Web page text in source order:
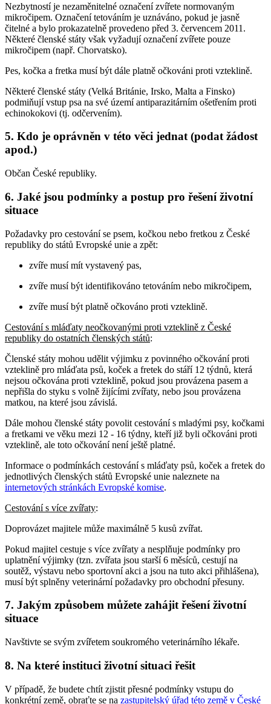
Nezbytností je nezaměnitelné označení zvířete normovaným
mikročipem. Označení tetováním je uznáváno, pokud je jasně
čitelné a bylo prokazatelně provedeno před 3. červencem 2011.
Některé členské státy však vyžadují označení zvířete pouze
mikročipem (např. Chorvatsko).
Pes, kočka a fretka musí být dále platně očkováni proti vzteklině.
Některé členské státy (Velká Británie, Irsko, Malta a Finsko)
podmiňují vstup psa na své území antiparazitárním ošetřením proti
echinokokovi (tj. odčervením).
5. Kdo je oprávněn v této věci jednat (podat žádost
apod.)
Občan České republiky.
6. Jaké jsou podmínky a postup pro řešení životní
situace
Požadavky pro cestování se psem, kočkou nebo fretkou z České
republiky do států Evropské unie a zpět:
zvíře musí mít vystavený pas,
zvíře musí být identifikováno tetováním nebo mikročipem,
zvíře musí být platně očkováno proti vzteklině.
Cestování s mláďaty neočkovanými proti vzteklině z České
republiky do ostatních členských států:
Členské státy mohou udělit výjimku z povinného očkování proti
vzteklině pro mláďata psů, koček a fretek do stáří 12 týdnů, která
nejsou očkována proti vzteklině, pokud jsou provázena pasem a
nepřišla do styku s volně žijícími zvířaty, nebo jsou provázena
matkou, na které jsou závislá.
Dále mohou členské státy povolit cestování s mladými psy, kočkami
a fretkami ve věku mezi 12 - 16 týdny, kteří již byli očkováni proti
vzteklině, ale toto očkování není ještě platné.
Informace o podmínkách cestování s mláďaty psů, koček a fretek do
jednotlivých členských států Evropské unie naleznete na
internetových stránkách Evropské komise.
Cestování s více zvířaty:
Doprovázet majitele může maximálně 5 kusů zvířat.
Pokud majitel cestuje s více zvířaty a nesplňuje podmínky pro
uplatnění výjimky (tzn. zvířata jsou starší 6 měsíců, cestují na
soutěž, výstavu nebo sportovní akci a jsou na tuto akci přihlášena),
musí být splněny veterinární požadavky pro obchodní přesuny.
7. Jakým způsobem můžete zahájit řešení životní
situace
Navštivte se svým zvířetem soukromého veterinárního lékaře.
8. Na které instituci životní situaci řešit
V případě, že budete chtít zjistit přesné podmínky vstupu do
konkrétní země, obraťte se na zastupitelský úřad této země v České